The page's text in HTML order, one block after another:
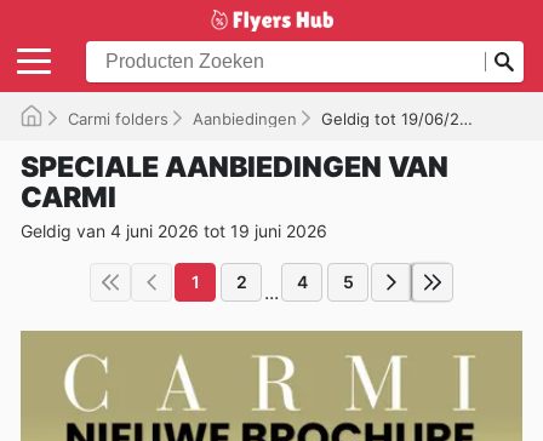
Carmi folders Aanbiedingen Geldig tot 19/06/2026
SPECIALE AANBIEDINGEN VAN
CARMI
Geldig van 4 juni 2026 tot 19 juni 2026
1 2 ... 4 5